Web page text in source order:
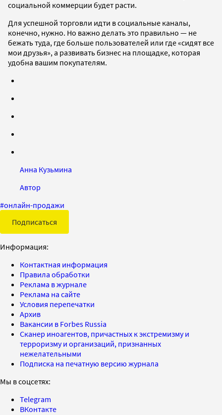
социальной коммерции будет расти.
Для успешной торговли идти в социальные каналы,
конечно, нужно. Но важно делать это правильно — не
бежать туда, где больше пользователей или где «сидят все
мои друзья», а развивать бизнес на площадке, которая
удобна вашим покупателям.
Анна Кузьмина
Автор
#онлайн-продажи
Подписаться
Информация:
Контактная информация
Правила обработки
Реклама в журнале
Реклама на сайте
Условия перепечатки
Архив
Вакансии в Forbes Russia
Сканер иноагентов, причастных к экстремизму и
терроризму и организаций, признанных
нежелательными
Подписка на печатную версию журнала
Мы в соцсетях:
Telegram
ВКонтакте